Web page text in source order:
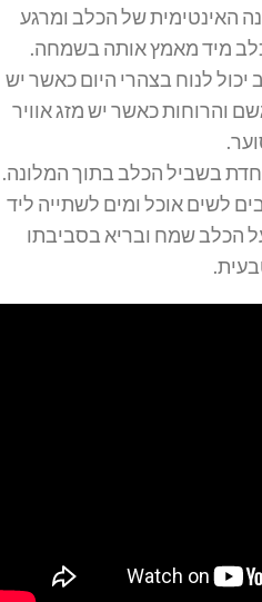
האינטימית של הכלב ומרגע
מיד מאמץ אותה בשמחה.
לנוח בצהרי היום כאשר יש
והרוחות כאשר יש מזג אוויר
בשביל הכלב בתוך המלונה.
לשים אוכל ומים לשתייה ליד
הכלב שמח ובריא בסביבתו